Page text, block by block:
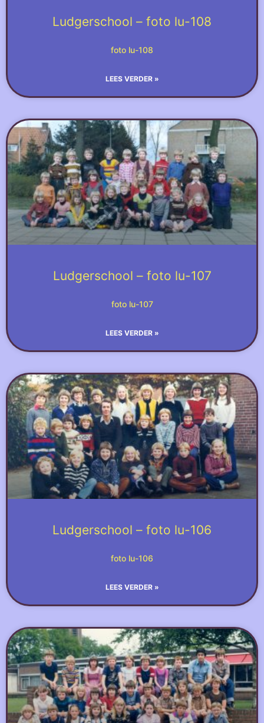
Ludgerschool – foto lu-108
foto lu-108
LEES VERDER »
Ludgerschool – foto lu-107
foto lu-107
LEES VERDER »
Ludgerschool – foto lu-106
foto lu-106
LEES VERDER »